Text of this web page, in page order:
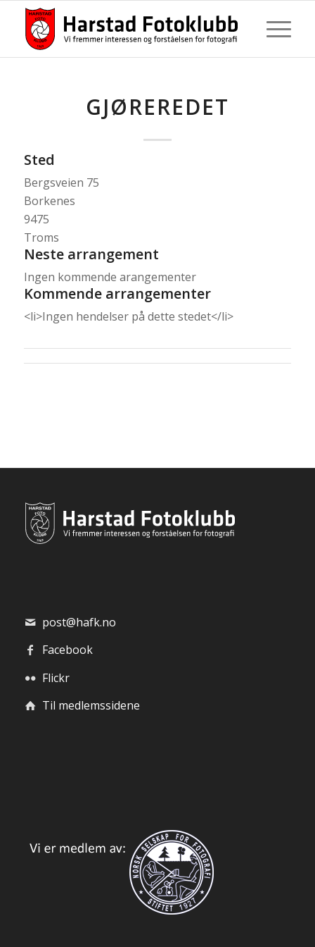
GJØREREDET
Sted
Bergsveien 75
Borkenes
9475
Troms
Neste arrangement
Ingen kommende arangementer
Kommende arrangementer
<li>Ingen hendelser på dette stedet</li>
post@hafk.no
Facebook
Flickr
Til medlemssidene